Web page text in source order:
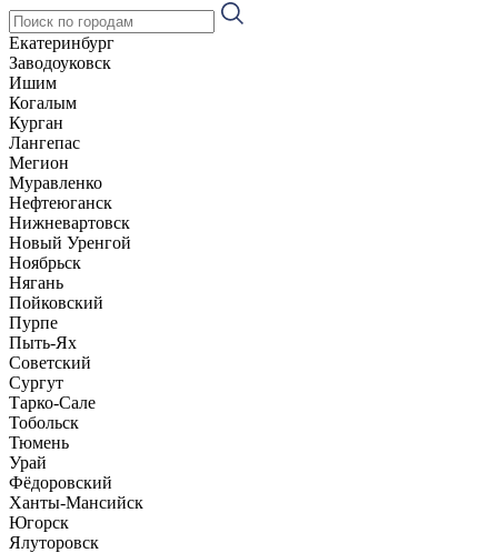
Екатеринбург
Заводоуковск
Ишим
Когалым
Курган
Лангепас
Мегион
Муравленко
Нефтеюганск
Нижневартовск
Новый Уренгой
Ноябрьск
Нягань
Пойковский
Пурпе
Пыть-Ях
Советский
Сургут
Тарко-Сале
Тобольск
Тюмень
Урай
Фёдоровский
Ханты-Мансийск
Югорск
Ялуторовск